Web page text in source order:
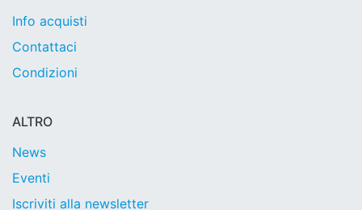
Info acquisti
Contattaci
Condizioni
ALTRO
News
Eventi
Iscriviti alla newsletter